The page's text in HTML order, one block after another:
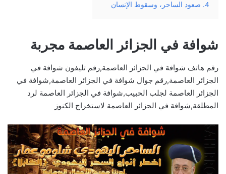
4. صعود الساحر، وسقوط الإنسان
شوافة في الجزائر العاصمة مجربة
رقم هاتف شوافة في الجزائر العاصمة,رقم تليفون شوافة في
الجزائر العاصمة,رقم جوال شوافة في الجزائر العاصمة,شوافة في
الجزائر العاصمة لجلب الحبيب,شوافة في الجزائر العاصمة لرد
المطلقة,شوافة في الجزائر العاصمة لاستخراج الكنوز